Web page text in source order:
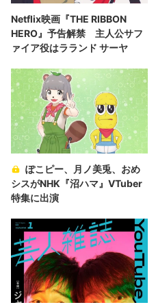
Netflix映画『THE RIBBON
HERO』予告解禁 主人公サフ
ァイア役はラランド サーヤ
ぽこピー、月ノ美兎、おめ
シスがNHK『沼ハマ』VTuber
特集に出演